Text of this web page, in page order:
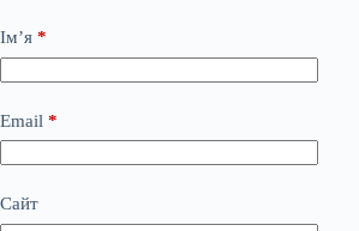
Ім’я *
Email *
Сайт